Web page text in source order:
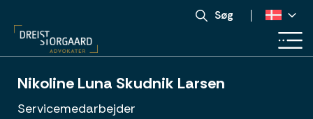
Søg
Nikoline Luna Skudnik Larsen
Servicemedarbejder